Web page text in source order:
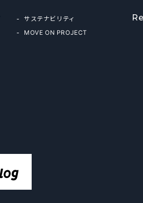
サステナビリティ
MOVE ON PROJECT